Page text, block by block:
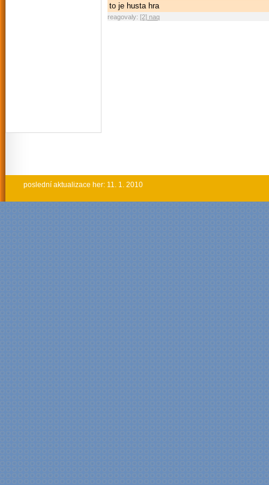
to je husta hra
reagovaly: [2] naq
poslední aktualizace her: 11. 1. 2010